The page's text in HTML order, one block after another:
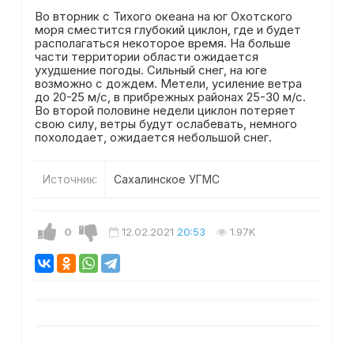
Во вторник с Тихого океана на юг Охотского
моря сместится глубокий циклон, где и будет
располагаться некоторое время. На больше
части территории области ожидается
ухудшение погоды. Сильный снег, на юге
возможно с дождем. Метели, усиление ветра
до 20-25 м/с, в прибрежных районах 25-30 м/с.
Во второй половине недели циклон потеряет
свою силу, ветры будут ослабевать, немного
похолодает, ожидается небольшой снег.
Источник: Сахалинское УГМС
0 12.02.2021 20:53 1.97K